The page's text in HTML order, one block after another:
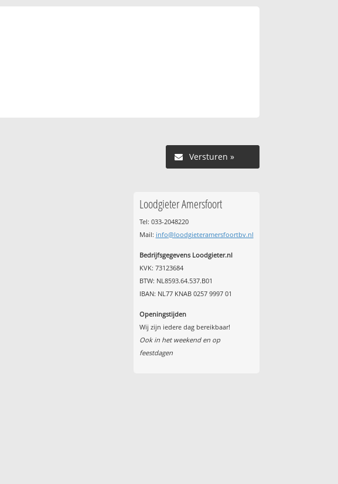
Versturen »
Loodgieter Amersfoort
Tel: 033-2048220
Mail: info@loodgieteramersfoortbv.nl
Bedrijfsgegevens Loodgieter.nl
KVK: 73123684
BTW: NL8593.64.537.B01
IBAN: NL77 KNAB 0257 9997 01
Openingstijden
Wij zijn iedere dag bereikbaar!
Ook in het weekend en op
feestdagen